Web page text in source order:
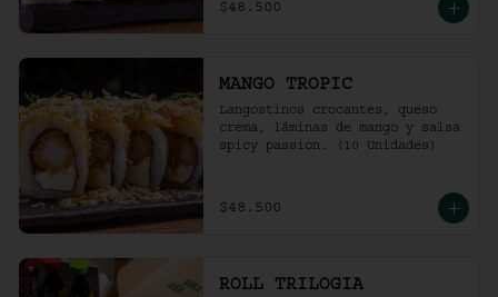
$48.500
MANGO TROPIC
Langostinos crocantes, queso
crema, láminas de mango y salsa
spicy passion. (10 Unidades)
$48.500
ROLL TRILOGIA